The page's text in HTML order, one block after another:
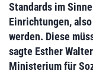
Standards im
Einrichtungen,
werden. Diese
sagte Esther Walter
Ministerium für